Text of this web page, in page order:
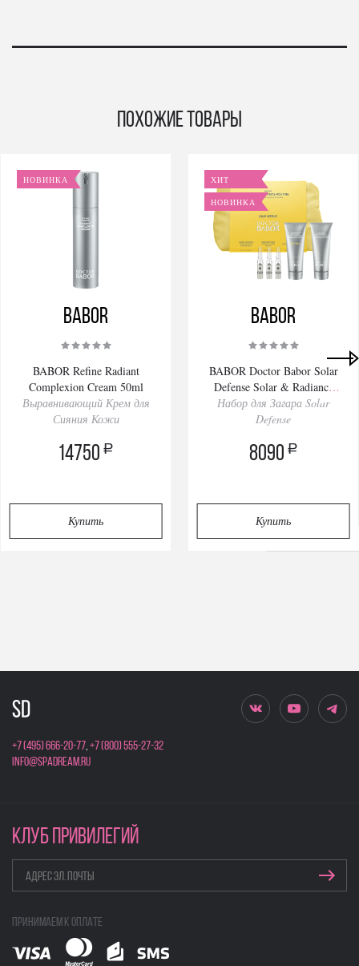
Похожие товары
НОВИНКА
BABOR
BABOR Refine Radiant
Complexion Cream 50ml
Выравнивающий Крем для
Сияния Кожи
14750 a
Купить
ХИТ
НОВИНКА
BABOR
BABOR Doctor Babor Solar
Defense Solar & Radiance
Routine Set
Набор для Загара Solar
Defense
8090 a
Купить
+7 (495) 666-20-77,+7 (800) 555-27-32
info@spadream.ru
КЛУБ ПРИВИЛЕГИЙ
Принимаем к оплате
Privacy notice